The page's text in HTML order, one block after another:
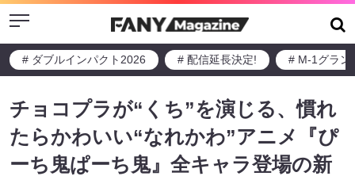
Menu
# ダブルインパクト2026 # 配信延長決定! # M-1グラン
チョコプラが“くち”を演じる、慣れ
たらかわいい“なれかわ”アニメ『ぴ
ーち鬼ぱーち鬼』全キャラ登場の新